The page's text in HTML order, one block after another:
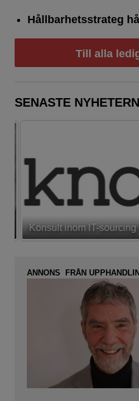
Hållbarhetsstrateg
Till alla
SENASTE
Konsult inom IT-sourcing
ANNONS FRÅN